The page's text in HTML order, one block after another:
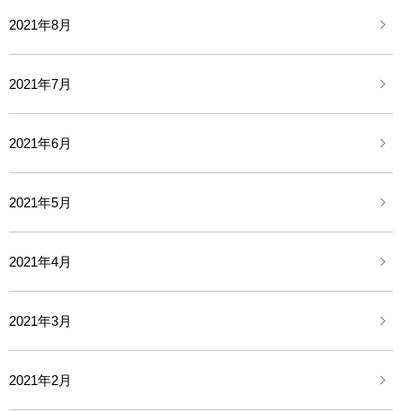
2021年8月
2021年7月
2021年6月
2021年5月
2021年4月
2021年3月
2021年2月